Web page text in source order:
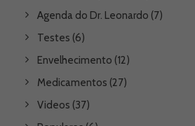
Agenda do Dr. Leonardo (7)
Testes (6)
Envelhecimento (12)
Medicamentos (27)
Videos (37)